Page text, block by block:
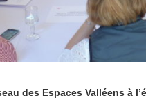
des Espaces Valléens à